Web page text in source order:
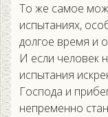
То же самое
испытаниях,
долгое время и
И если человек
испытания
Господа и
непременно